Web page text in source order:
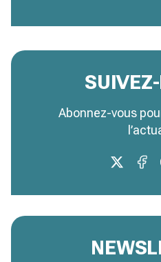
Abonnez-vous